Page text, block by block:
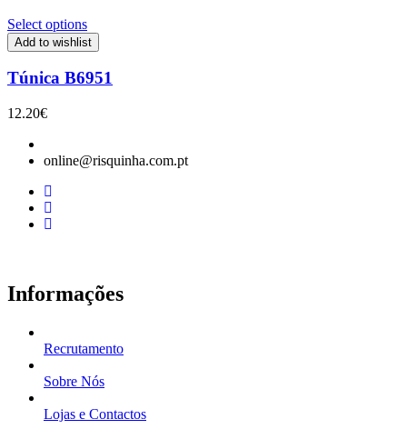
Select options
Add to wishlist
Túnica B6951
12.20€
online@risquinha.com.pt
Informações
Recrutamento
Sobre Nós
Lojas e Contactos